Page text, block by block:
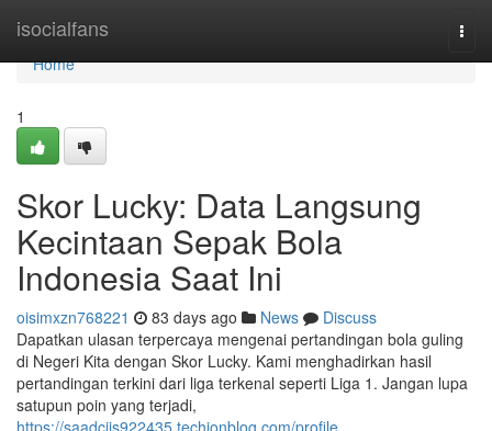
isocialfans
Home
Home
1
Skor Lucky: Data Langsung
Kecintaan Sepak Bola
Indonesia Saat Ini
oisimxzn768221 83 days ago News
Discuss
Dapatkan ulasan terpercaya mengenai pertandingan bola guling
di Negeri Kita dengan Skor Lucky. Kami menghadirkan hasil
pertandingan terkini dari liga terkenal seperti Liga 1. Jangan lupa
satupun poin yang terjadi,
https://saadcijs922435.techionblog.com/profile